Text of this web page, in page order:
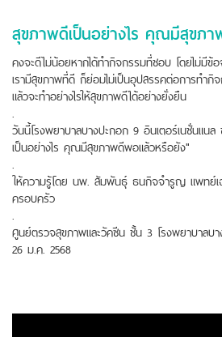
สุขภาพดีเป็นอย่างไร คุณมีสุขภ
คงจะดีไม่น้อยหากได้ทำกิจกรรมที่ชอบ โดยไม่มี
เรามีสุขภาพที่ดี ก็ย่อมไม่เป็นอุปสรรคต่อการทำกิ
แล้วจะทำอย่างไรให้สุขภาพดีได้อย่างยั่งยืน
.
วันนี้โรงพยาบาลบางปะกอก 9 อินเตอร์เนชั่นแน
เป็นอย่างไร คุณมีสุขภาพดีพอแล้วหรือยัง"
.
ให้ความรู้โดย นพ. สัมพันธุ์ ธนกิจจำรูญ แพทย์เฉ
ครอบครัว
.
ศูนย์ตรวจสุขภาพและวัคซีน ชั้น 3 โรงพยาบาลบ
26 ม.ค. 2568